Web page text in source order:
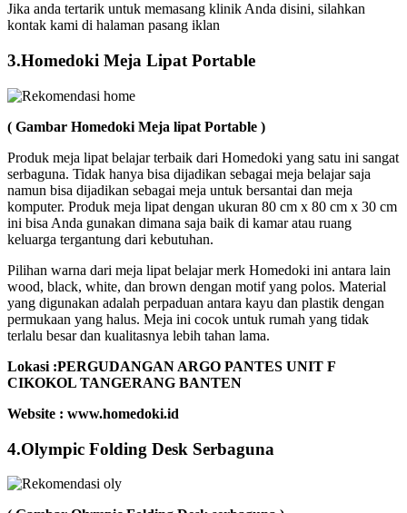
Jika anda tertarik untuk memasang klinik Anda disini, silahkan
kontak kami di halaman pasang iklan
3.Homedoki Meja Lipat Portable
( Gambar Homedoki Meja lipat Portable )
Produk meja lipat belajar terbaik dari Homedoki yang satu ini sangat
serbaguna. Tidak hanya bisa dijadikan sebagai meja belajar saja
namun bisa dijadikan sebagai meja untuk bersantai dan meja
komputer. Produk meja lipat dengan ukuran 80 cm x 80 cm x 30 cm
ini bisa Anda gunakan dimana saja baik di kamar atau ruang
keluarga tergantung dari kebutuhan.
Pilihan warna dari meja lipat belajar merk Homedoki ini antara lain
wood, black, white, dan brown dengan motif yang polos. Material
yang digunakan adalah perpaduan antara kayu dan plastik dengan
permukaan yang halus. Meja ini cocok untuk rumah yang tidak
terlalu besar dan kualitasnya lebih tahan lama.
Lokasi :PERGUDANGAN ARGO PANTES UNIT F
CIKOKOL TANGERANG BANTEN
Website : www.homedoki.id
4.Olympic Folding Desk Serbaguna